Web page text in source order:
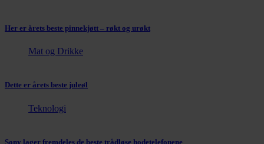
Her er årets beste pinnekjøtt – røkt og urøkt
Mat og Drikke
Dette er årets beste juleøl
Teknologi
Sony lager fremdeles de beste trådløse hodetelefonene